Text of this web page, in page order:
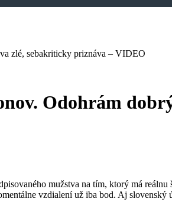
zlé, sebakriticky priznáva – VIDEO
Odohrám
mužstva na tím, ktorý má reálnu
vzdialení už iba bod. Aj slovenský